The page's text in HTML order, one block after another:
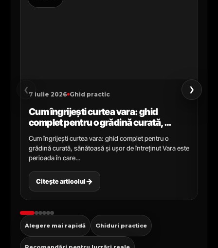
‹ 7 iulie 2026 Ghid practic
Cum îngrijești curtea vara: ghid
complet pentru o grădină curată,
sănătoasă și ușor de întreținut
Cum îngrijești curtea vara: ghid complet pentru o
grădină curată, sănătoasă și ușor de întreținut Vara este
perioada în care…
Citește articolul→
›
Alegere mai rapidă Ghiduri practice